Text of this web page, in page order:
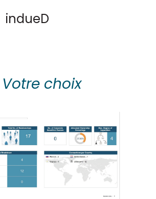
indueD
Votre choix